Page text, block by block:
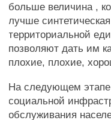
больше величина ,
лучше
территориальной
позволяют дать им
плохие, плохие,
На следующем этапе
социальной
обслуживания